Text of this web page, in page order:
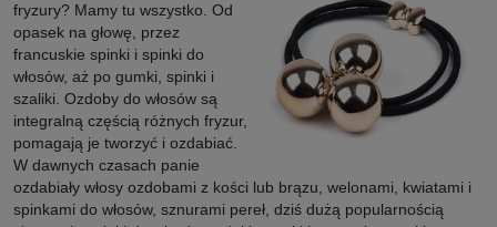
fryzury? Mamy tu wszystko. Od
opasek na głowę, przez
francuskie spinki i spinki do
włosów, aż po gumki, spinki i
szaliki. Ozdoby do włosów są
integralną częścią różnych fryzur,
pomagają je tworzyć i ozdabiać.
W dawnych czasach panie
ozdabiały włosy ozdobami z kości lub brązu, welonami, kwiatami i
spinkami do włosów, sznurami pereł, dziś dużą popularnością